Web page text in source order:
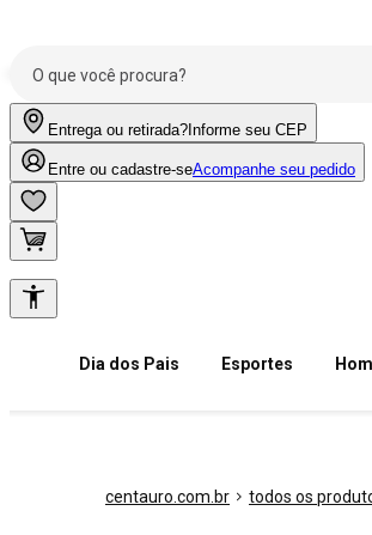
Entrega ou retirada? Informe seu CEP
Entre ou cadastre-seAcompanhe seu pedido
Dia dos Pais Esportes
centauro.com.br todos os